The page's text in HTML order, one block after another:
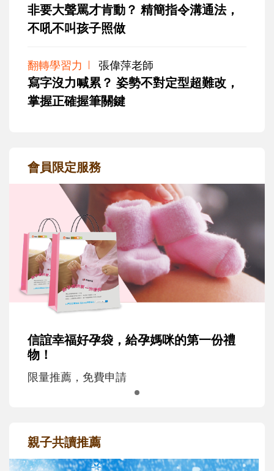
非要大聲罵才肯動？ 精簡指令溝通法，
不吼不叫孩子照做
翻轉學習力 張偉萍老師
寫字沒力喊累？ 姿勢不對定型超難改，
掌握正確握筆關鍵
會員限定服務
信誼幸福好孕袋，給孕媽咪的第一份禮
物！
限量推薦，免費申請
親子共讀推薦